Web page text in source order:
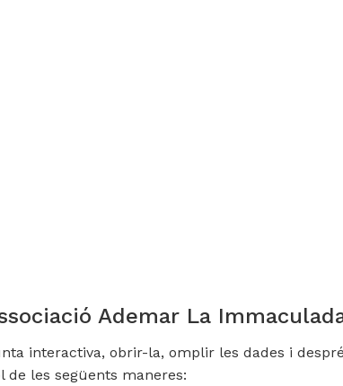
Ademar La
interactiva, obrir-la, omplir les dades i
les següents maneres: